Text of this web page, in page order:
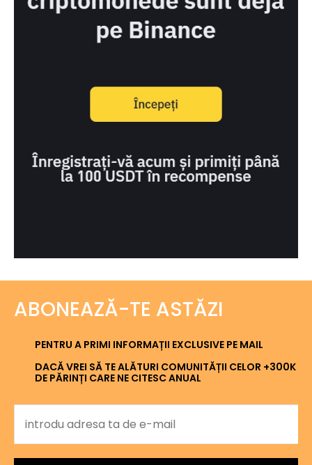
ABONEAZĂ-TE ASTĂZI
PENTRU A PRIMI INFORMAȚII EXCLUSIVE PE MAIL
DACĂ VREI SĂ TE ALĂTURI COMUNITĂȚII CELOR +300K
DE PĂRINȚI CARE NE CITESC ANUAL